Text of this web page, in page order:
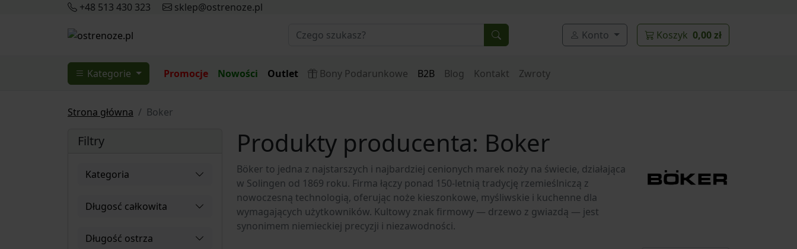
+48 513 430 323 sklep@ostrenoze.pl
Konto Koszyk 0,00 zł
Kategorie Promocje Nowości Outlet Bony Podarunkowe B2B Blog Kontakt Zwroty
Strona główna Boker
Filtry
Kategoria
Długosć całkowita
Długość ostrza
Produkty producenta: Boker
Böker to jedna z najstarszych i najbardziej cenionych marek noży na świecie, działająca
w Solingen od 1869 roku. Firma łączy ponad 150-letnią tradycję rzemieślniczą z
nowoczesną technologią, oferując noże kieszonkowe, myśliwskie i kuchenne dla
wymagających użytkowników. Kultowy znak firmowy — drzewo z gwiazdą — jest
synonimem niemieckiej precyzji i niezawodności.